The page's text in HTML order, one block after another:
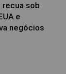
recua sob
e
negócios